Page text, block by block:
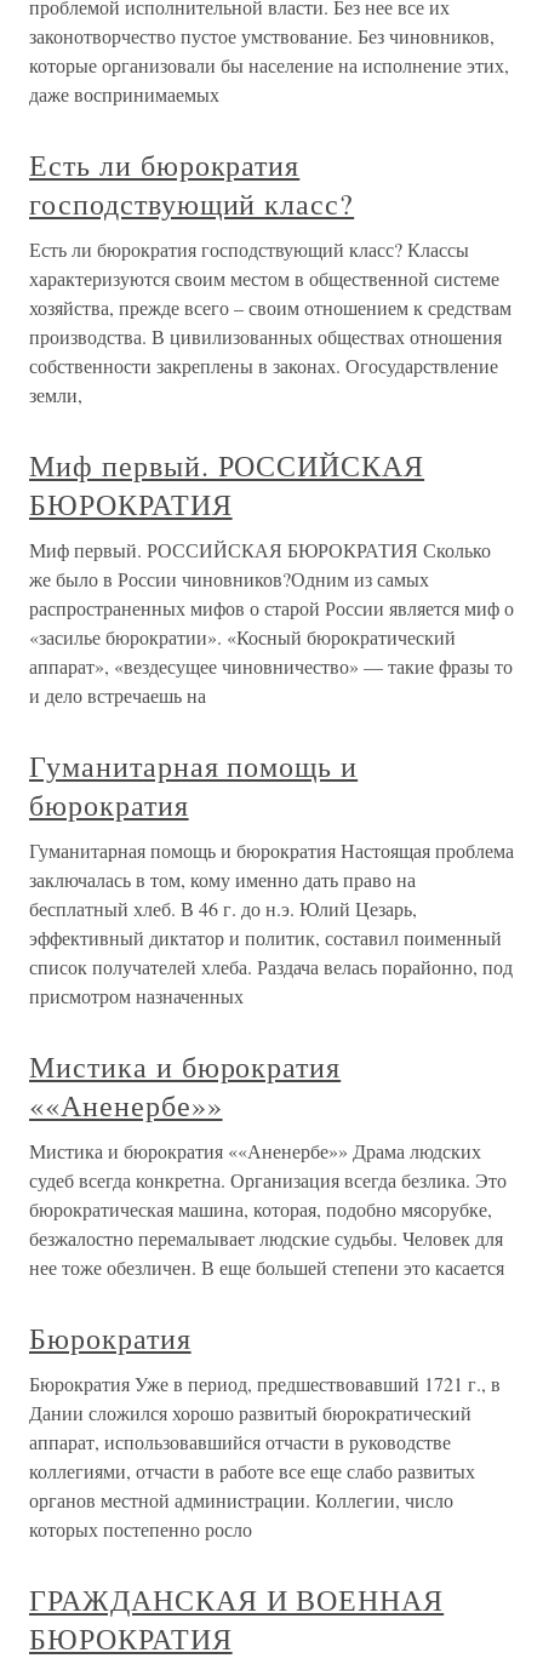
проблемой исполнительной власти. Без нее все их
законотворчество пустое умствование. Без чиновников,
которые организовали бы население на исполнение этих,
даже воспринимаемых
Есть ли бюрократия
господствующий класс?
Есть ли бюрократия господствующий класс? Классы
характеризуются своим местом в общественной системе
хозяйства, прежде всего – своим отношением к средствам
производства. В цивилизованных обществах отношения
собственности закреплены в законах. Огосударствление
земли,
Миф первый. РОССИЙСКАЯ
БЮРОКРАТИЯ
Миф первый. РОССИЙСКАЯ БЮРОКРАТИЯ Сколько
же было в России чиновников?Одним из самых
распространенных мифов о старой России является миф о
«засилье бюрократии». «Косный бюрократический
аппарат», «вездесущее чиновничество» — такие фразы то
и дело встречаешь на
Гуманитарная помощь и
бюрократия
Гуманитарная помощь и бюрократия Настоящая проблема
заключалась в том, кому именно дать право на
бесплатный хлеб. В 46 г. до н.э. Юлий Цезарь,
эффективный диктатор и политик, составил поименный
список получателей хлеба. Раздача велась порайонно, под
присмотром назначенных
Мистика и бюрократия
««Аненербе»»
Мистика и бюрократия ««Аненербе»» Драма людских
судеб всегда конкретна. Организация всегда безлика. Это
бюрократическая машина, которая, подобно мясорубке,
безжалостно перемалывает людские судьбы. Человек для
нее тоже обезличен. В еще большей степени это касается
Бюрократия
Бюрократия Уже в период, предшествовавший 1721 г., в
Дании сложился хорошо развитый бюрократический
аппарат, использовавшийся отчасти в руководстве
коллегиями, отчасти в работе все еще слабо развитых
органов местной администрации. Коллегии, число
которых постепенно росло
ГРАЖДАНСКАЯ И ВОЕННАЯ
БЮРОКРАТИЯ